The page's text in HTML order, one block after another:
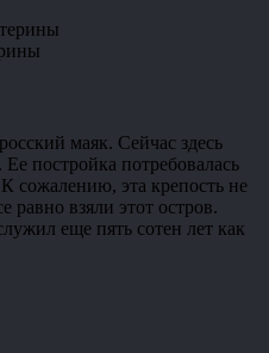
маяк. Сейчас здесь
Ее постройка потребовалась
сожалению, эта крепость не
равно взяли этот остров.
еще пять сотен лет как